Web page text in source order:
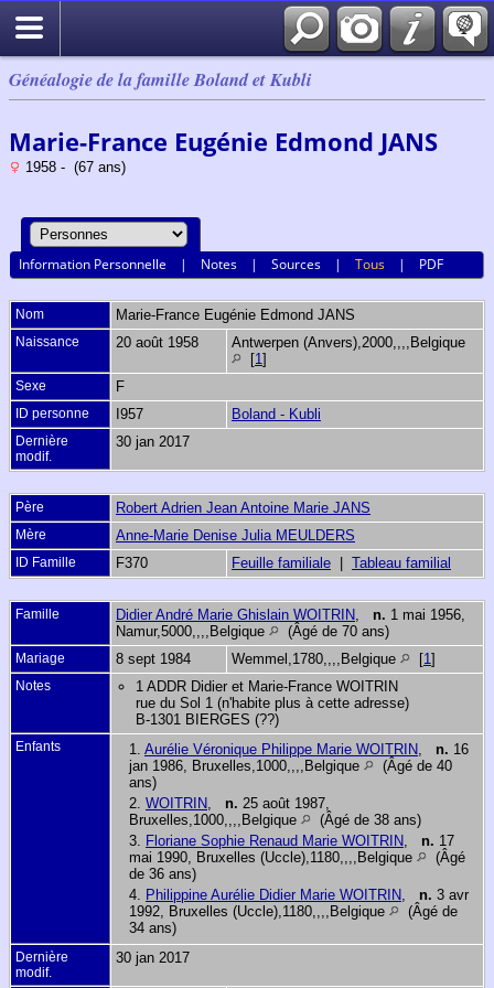
Généalogie de la famille Boland et Kubli
Marie-France Eugénie Edmond JANS
1958 - (67 ans)
Information Personnelle | Notes |Sources |Tous | PDF
Nom Marie-France Eugénie Edmond JANS
Naissance 20 août 1958
Antwerpen (Anvers),2000,,,,Belgique
[1 ]
Sexe F
ID personne I957 Boland - Kubli
Dernière
modif.
30 jan 2017
Père Robert Adrien Jean Antoine Marie JANS
Mère Anne-Marie Denise Julia MEULDERS
ID Famille F370 Feuille familiale Tableau familial
Famille Didier André Marie Ghislain WOITRIN n. 1 mai 1956,
Namur,5000,,,,Belgique
(Âgé de 70 ans)
Mariage 8 sept 1984 Wemmel,1780,,,,Belgique [1 ]
Notes
1 ADDR Didier et Marie-France WOITRIN
rue du Sol 1 (n'habite plus à cette adresse)
B-1301 BIERGES (??)
Enfants 1. Aurélie Véronique Philippe Marie WOITRIN n. 16
jan 1986, Bruxelles,1000,,,,Belgique
(Âgé de 40
ans)
2. WOITRIN n. 25 août 1987,
Bruxelles,1000,,,,Belgique
(Âgé de 38 ans)
3.
Floriane Sophie Renaud Marie WOITRIN n. 17
mai 1990, Bruxelles (Uccle),1180,,,,Belgique
(Âgé
de 36 ans)
4.
Philippine Aurélie Didier Marie WOITRIN n. 3 avr
1992, Bruxelles (Uccle),1180,,,,Belgique
(Âgé de
34 ans)
Dernière
modif.
30 jan 2017